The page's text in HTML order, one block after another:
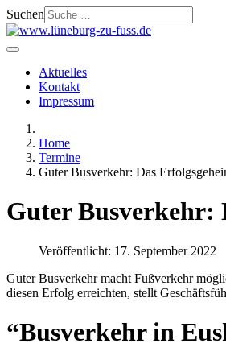
Suchen
Aktuelles
Kontakt
Impressum
Home
Termine
Guter Busverkehr: Das
Guter Busverkehr:
Veröffentlicht: 17. September 2022
Guter Busverkehr macht Fußverkehr
diesen Erfolg erreichten, stellt
“Busverkehr in